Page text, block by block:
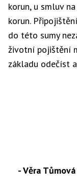
korun, u smluv
korun.
do této sumy
životní pojištění
základu odečíst
-Věra